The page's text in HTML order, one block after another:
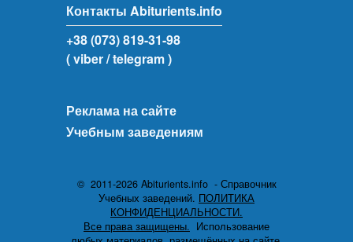
Контакты Abiturients.info
+38 (073) 819-31-98
( viber/ telegram )
Реклама на сайте
Учебным заведениям
© 2011-2026 Abiturients.info - Справочник
Учебных заведений. ПОЛИТИКА
КОНФИДЕНЦИАЛЬНОСТИ.
Все права защищены. Использование